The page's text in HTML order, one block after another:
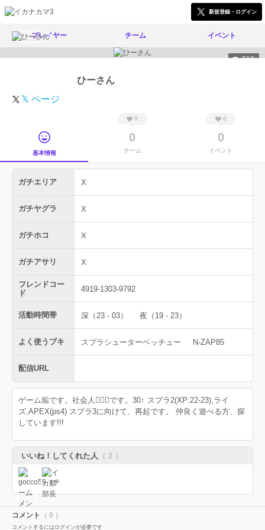
新規登録・ログイン
プレイヤー チーム イベント
318
ひーさん
𝕏 ページ
基本情報
0
0
チーム
0
0
イベント
ガチエリア X
ガチヤグラ X
ガチホコ X
ガチアサリ X
フレンドコー
ド
4919-1303-9792
活動時間帯 深（23 - 03） 夜（19 - 23）
よく使うブキ スプラシューターベッチュー N-ZAP85
配信URL
ゲーム垢です。社会人🙋🏻‍♂️です。30↑ スプラ2(XP:22-23),ライ
ズ,APEX(ps4) スプラ3に向けて、再起です。 仲良く遊べる方、探
しています!!!
いいね！してくれた人 （ 2 ）
コメント （ 0 ）
コメントするにはログインが必要です